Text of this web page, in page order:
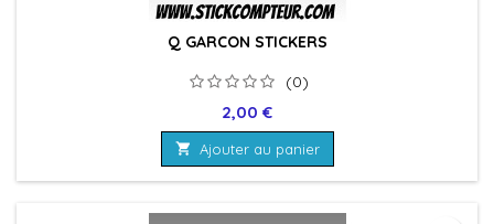
Q GARCON STICKERS
(0)
Prix
2,00 €
 Ajouter au panier